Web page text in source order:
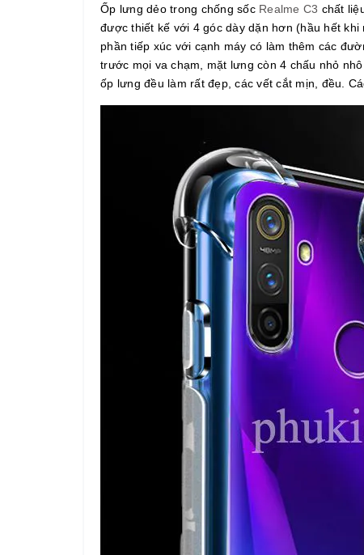
Ốp lưng dẻo trong chống sốc Realme C3 chất
được thiết kế với 4 góc dày dặn hơn (hầu hết
phần tiếp xúc với cạnh máy có làm thêm các
trước mọi va chạm, mặt lưng còn 4 chấu nhỏ
ốp lưng đều làm rất đẹp, các vết cắt mịn, đều.